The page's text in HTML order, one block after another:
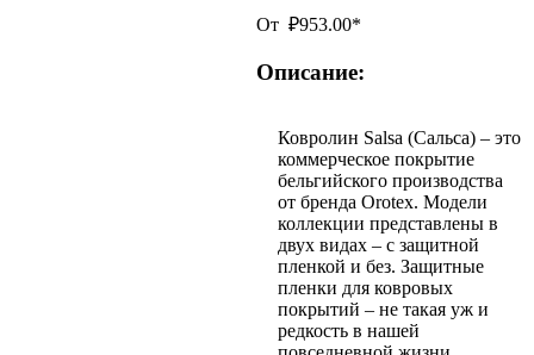
От₽953.00*
Описание:
Ковролин Salsa (Сальса) – это
коммерческое покрытие
бельгийского производства
от бренда Orotex. Модели
коллекции представлены в
двух видах – с защитной
пленкой и без. Защитные
пленки для ковровых
покрытий – не такая уж и
редкость в нашей